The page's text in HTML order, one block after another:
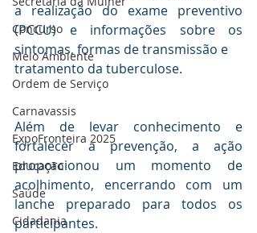
Concurso
Meio Ambiente
Ordem de Serviço
Carnavassis
ExpoFronteira 2025
Educação
Saúde
Cidadania
a realização do exame preventivo
(PCCU) e informações sobre os
sintomas, formas de transmissão e
tratamento da tuberculose.
Além de levar conhecimento e
fortalecer a prevenção, a ação
proporcionou um momento de
acolhimento, encerrando com um
lanche preparado para todos os
participantes.